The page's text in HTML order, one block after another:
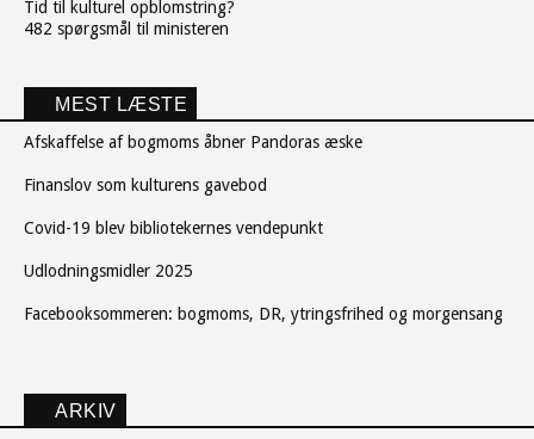
Tid til kulturel opblomstring?
482 spørgsmål til ministeren
MEST LÆSTE
Afskaffelse af bogmoms åbner Pandoras æske
Finanslov som kulturens gavebod
Covid-19 blev bibliotekernes vendepunkt
Udlodningsmidler 2025
Facebooksommeren: bogmoms, DR, ytringsfrihed og morgensang
ARKIV